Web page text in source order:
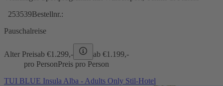
253539Bestellnr.:
Pauschalreise
Alter Preisab €1.299,- ab €1.199,-
pro PersonPreis pro Person
TUI BLUE Insula Alba - Adults Only Stil-Hotel